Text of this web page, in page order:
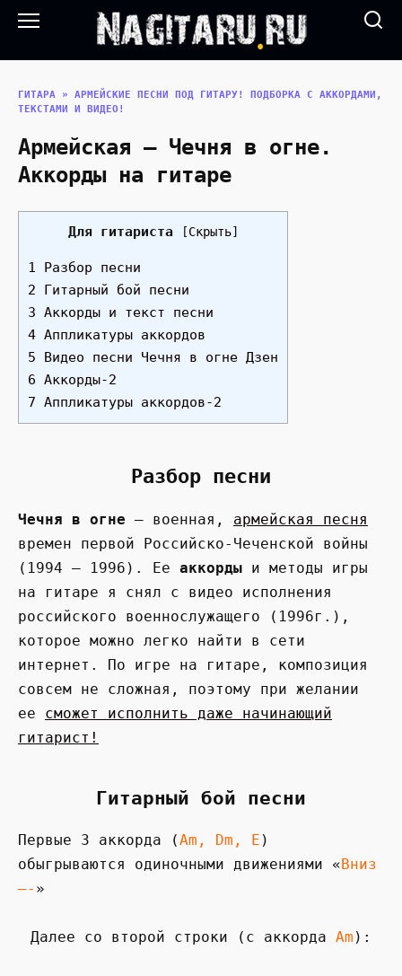
Перейти
ГИТАРА » АРМЕЙСКИЕ ПЕСНИ ПОД ГИТАРУ! ПОДБОРКА С АККОРДАМИ,
ТЕКСТАМИ И ВИДЕО!
Армейская — Чечня в огне.
Аккорды на гитаре
Для гитариста [Скрыть]
1 Разбор песни
2 Гитарный бой песни
3 Аккорды и текст песни
4 Аппликатуры аккордов
5 Видео песни Чечня в огне Дзен
6 Аккорды-2
7 Аппликатуры аккордов-2
Разбор песни
Чечня в огне — военная, армейская песня
времен первой Российско-Чеченской войны
(1994 — 1996). Ее аккорды и методы игры
на гитаре я снял с видео исполнения
российского военнослужащего (1996г.),
которое можно легко найти в сети
интернет. По игре на гитаре, композиция
совсем не сложная, поэтому при желании
ее сможет исполнить даже начинающий
гитарист!
Гитарный бой песни
Первые 3 аккорда (Am, Dm, E )
обыгрываются одиночными движениями «Вниз
—- »
Далее со второй строки (с аккорда Am ):